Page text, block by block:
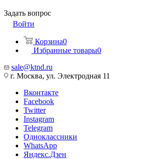
Задать вопрос
Войти
Корзина0
Избранные товары0
sale@ktnd.ru
г. Москва, ул. Электродная 11
Вконтакте
Facebook
Twitter
Instagram
Telegram
Одноклассники
WhatsApp
Яндекс.Дзен